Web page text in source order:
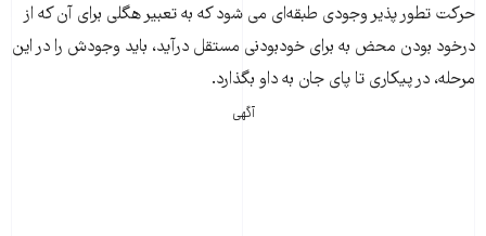
حرکت تطور پذیر وجودی طبقه‌ای می شود که به تعبیر هگلی برای آن که از
درخود بودن محض به برای خودبودنی مستقل درآید، باید وجودش را در این
مرحله، در پیکاری تا پای جان به داو بگذارد.
آگهی